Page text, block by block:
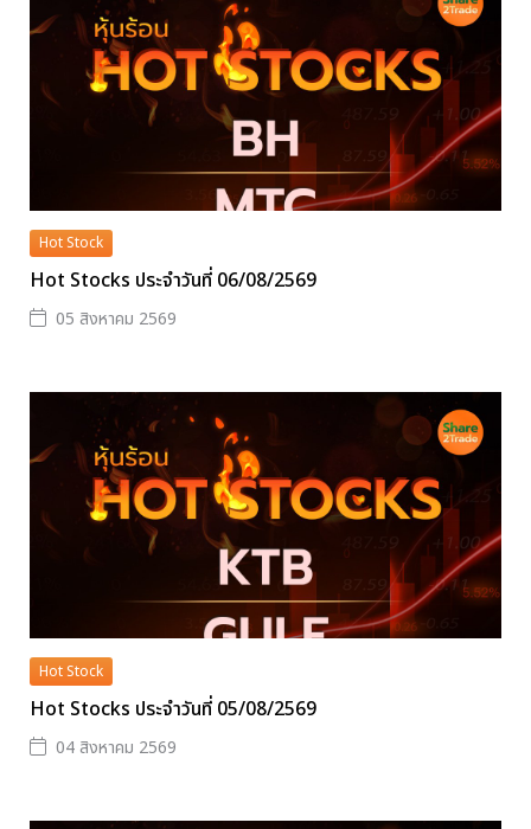
Hot Stock
Hot Stocks ประจำวันที่ 06/08/2569
05 สิงหาคม 2569
Hot Stock
Hot Stocks ประจำวันที่ 05/08/2569
04 สิงหาคม 2569